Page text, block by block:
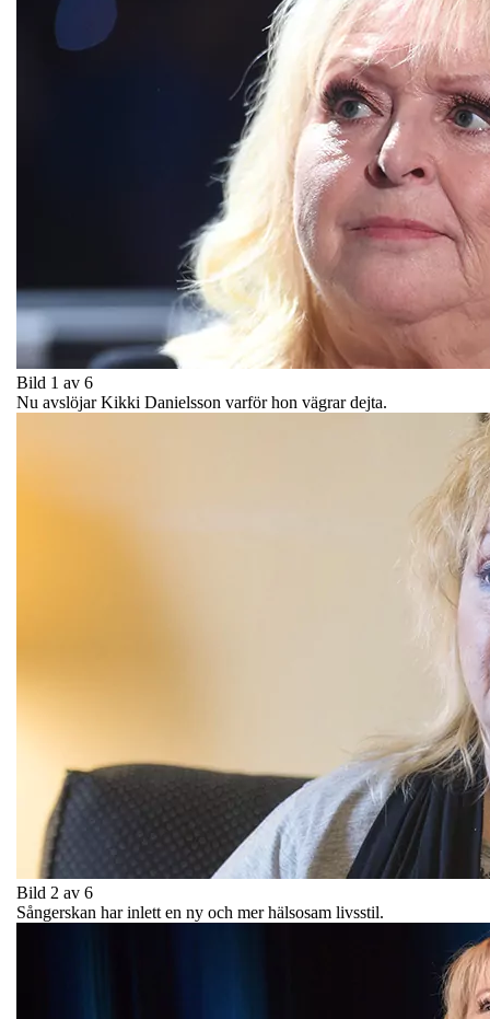
Bild 1 av 6
Nu avslöjar Kikki Danielsson varför hon vägrar dejta.
Bild 2 av 6
Sångerskan har inlett en ny och mer hälsosam livsstil.